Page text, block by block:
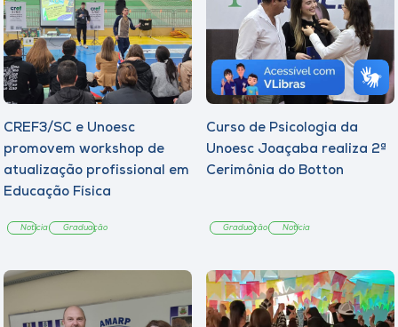
CREF3/SC e Unoesc
promovem workshop de
atualização profissional em
Educação Física
Notícia Graduação
Curso de Psicologia da
Unoesc Joaçaba realiza 2ª
Cerimônia do Botton
Graduação Notícia